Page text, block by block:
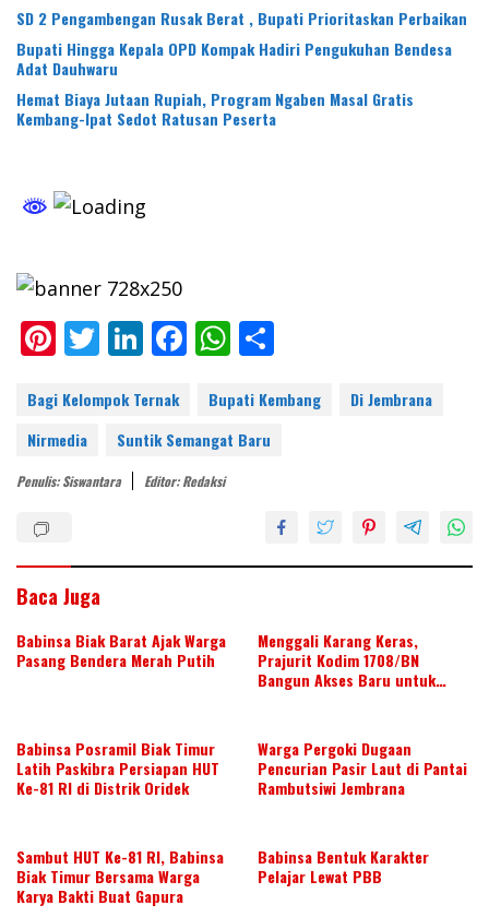
SD 2 Pengambengan Rusak Berat , Bupati Prioritaskan Perbaikan
Bupati Hingga Kepala OPD Kompak Hadiri Pengukuhan Bendesa
Adat Dauhwaru
Hemat Biaya Jutaan Rupiah, Program Ngaben Masal Gratis
Kembang-Ipat Sedot Ratusan Peserta
Pi
er
e
st
T
itt
er
Li
k
e
dI
F
b
o
W
at
s
ar
Bagi Kelompok Ternak Bupati Kembang
Di Jembrana
Nirmedia
Suntik Semangat Baru
Penulis: Siswantara Editor: Redaksi
Baca Juga
Babinsa Biak Barat Ajak Warga
Pasang Bendera Merah Putih
Menggali Karang Keras,
Prajurit Kodim 1708/BN
Bangun Akses Baru untuk
Babinsa Posramil Biak Timur
Latih Paskibra Persiapan HUT
Ke-81 RI di Distrik Oridek
Warga Pergoki Dugaan
Pencurian Pasir Laut di Pantai
Rambutsiwi Jembrana
Sambut HUT Ke-81 RI, Babinsa
Biak Timur Bersama Warga
Karya Bakti Buat Gapura
Babinsa Bentuk Karakter
Pelajar Lewat PBB